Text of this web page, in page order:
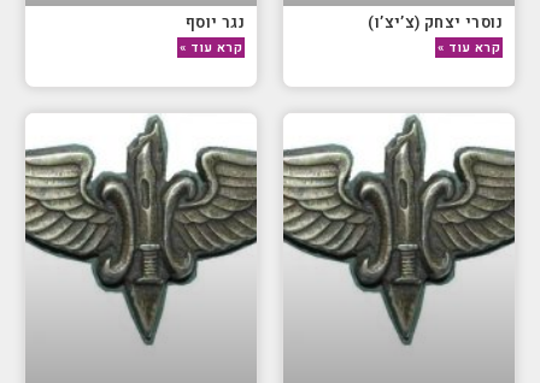
נוסרי יצחק (צ’יצ’ו)
קרא עוד »
נגר יוסף
קרא עוד »